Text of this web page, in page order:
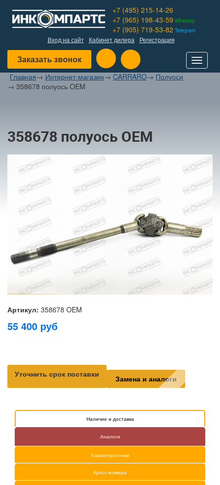
+7 (495) 215-14-26
+7 (965) 198-43-59 Whatsap
+7 (905) 719-53-82 Telegram
Вход на сайт Кабинет дилера Регистрация
Заказать звонок
Toggle
Главная→ Интернет-магазин→ CARRARO→ Полуоси
→ 358678 полуось OEM
358678 полуось OEM
Артикул: 358678 OEM
55 400 руб
Уточнить срок поставки Замена и аналоги
Наличие и доставка
Аналоги
Характеристики
Кросс-номера